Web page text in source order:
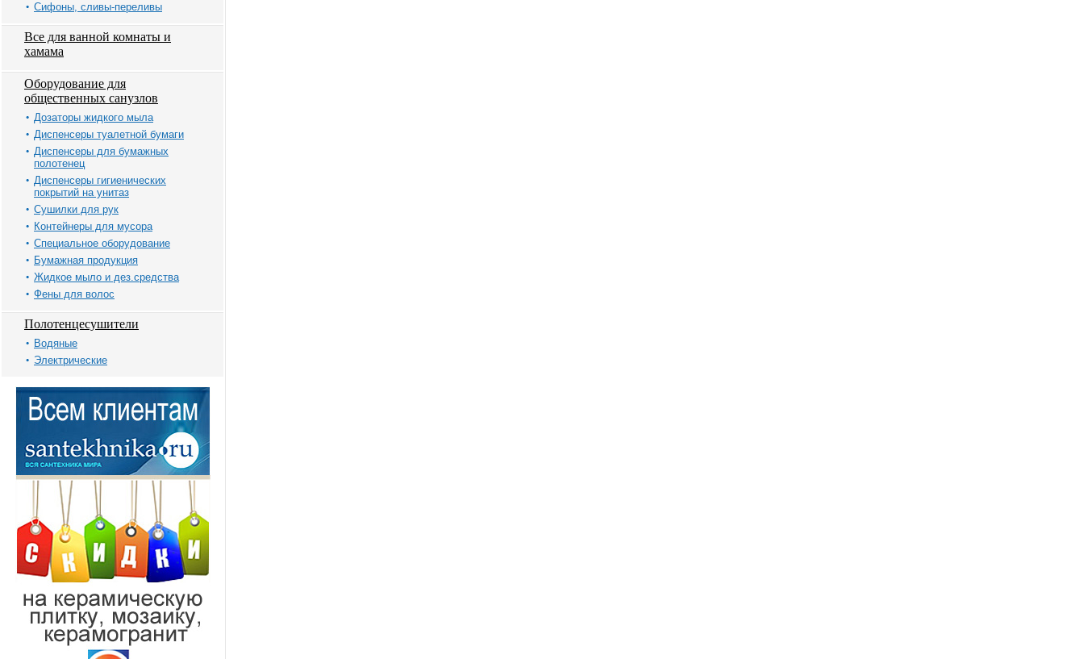
Сифоны, сливы-переливы
Все для ванной комнаты и
хамама
Оборудование для
общественных санузлов
Дозаторы жидкого мыла
Диспенсеры туалетной бумаги
Диспенсеры для бумажных
полотенец
Диспенсеры гигиенических
покрытий на унитаз
Сушилки для рук
Контейнеры для мусора
Специальное оборудование
Бумажная продукция
Жидкое мыло и дез.средства
Фены для волос
Полотенцесушители
Водяные
Электрические